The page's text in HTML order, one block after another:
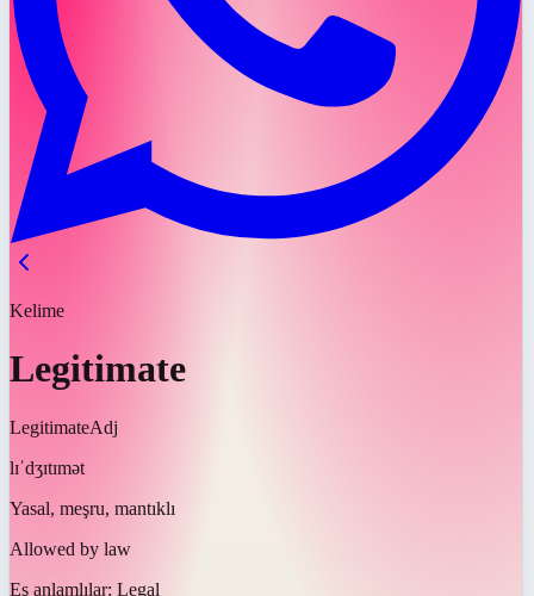
Kelime
Legitimate
LegitimateAdj
lɪˈdʒɪtɪmət
Yasal, meşru, mantıklı
Allowed by law
Eş anlamlılar: Legal